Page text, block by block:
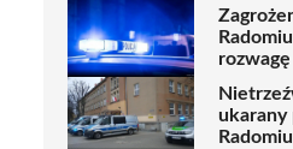
rozwagę
ukarany
Radomiu